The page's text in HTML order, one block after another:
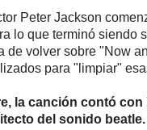
Peter Jackson
lo que terminó siendo
de volver sobre "Now
para "limpiar"
la canción contó
del sonido beatle.